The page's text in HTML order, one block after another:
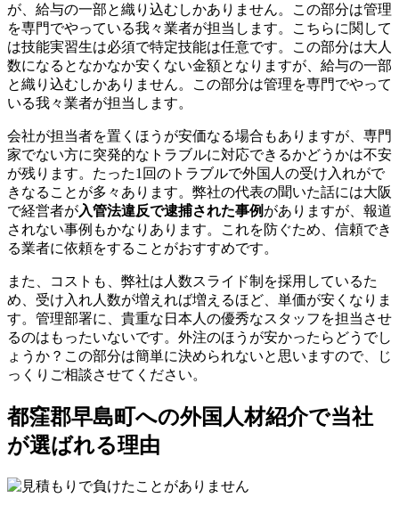
が、給与の一部と織り込むしかありません。この部分は管理
を専門でやっている我々業者が担当します。こちらに関して
は技能実習生は必須で特定技能は任意です。この部分は大人
数になるとなかなか安くない金額となりますが、給与の一部
と織り込むしかありません。この部分は管理を専門でやって
いる我々業者が担当します。
会社が担当者を置くほうが安価なる場合もありますが、専門
家でない方に突発的なトラブルに対応できるかどうかは不安
が残ります。たった1回のトラブルで外国人の受け入れがで
きなることが多々あります。弊社の代表の聞いた話には大阪
で経営者が入管法違反で逮捕された事例 がありますが、報道
されない事例もかなりあります。これを防ぐため、信頼でき
る業者に依頼をすることがおすすめです。
また、コストも、弊社は人数スライド制を採用しているた
め、受け入れ人数が増えれば増えるほど、単価が安くなりま
す。管理部署に、貴重な日本人の優秀なスタッフを担当させ
るのはもったいないです。外注のほうが安かったらどうでし
ょうか？この部分は簡単に決められないと思いますので、じ
っくりご相談させてください。
都窪郡早島町への外国人材紹介で当社
が選ばれる理由